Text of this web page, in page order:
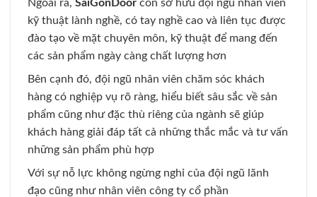
Ngoài ra, SaiGonDoor còn sở hữu đội ngũ nhân viên
kỹ thuật lành nghề, có tay nghề cao và liên tục được
đào tạo về mặt chuyên môn, kỹ thuật để mang đến
các sản phẩm ngày càng chất lượng hơn
Bên cạnh đó, đội ngũ nhân viên chăm sóc khách
hàng có nghiệp vụ rõ ràng, hiểu biết sâu sắc về sản
phẩm cũng như đặc thù riêng của ngành sẽ giúp
khách hàng giải đáp tất cả những thắc mắc và tư vấn
những sản phẩm phù hợp
Với sự nỗ lực không ngừng nghỉ của đội ngũ lãnh
đạo cũng như nhân viên công ty cổ phần